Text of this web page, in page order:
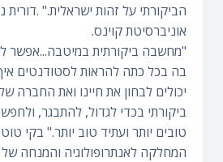
הביקורתי על זהות ישראלית." .דורית
אוניברסיטת קוינס.
"מחשבה ביקורתית במיטבה...אפשר
בה בכל כתה להראות לסטודנטים
יכולים לבחון את חיינו ואת החברה
ביקורתי בכדי לגדול, להתבגר,
טובים יותר ועתיד טוב יותר." בקי
המחלקה לאנתרופולוגיה והמנחה של